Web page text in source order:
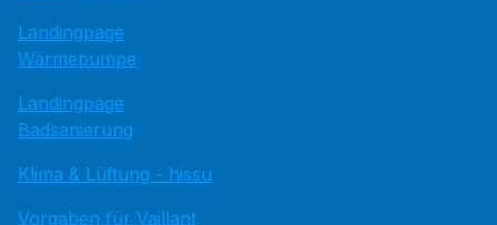
Landingpage
Wärmepumpe
Landingpage
Badsanierung
Klima & Lüftung - hissu
Vorgaben für Vaillant